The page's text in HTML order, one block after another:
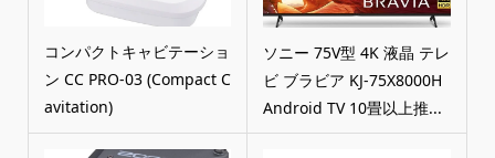
コンパクトキャビテーショ
ン CC PRO-03 (Compact C
avitation)
ソニー 75V型 4K 液晶 テレ
ビ ブラビア KJ-75X8000H
Android TV 10畳以上推...